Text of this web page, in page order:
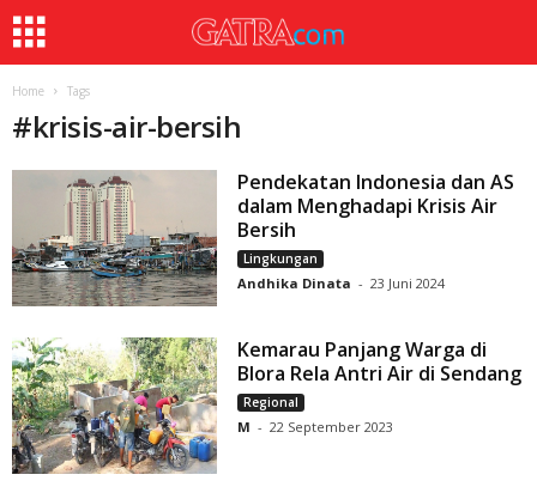
Home Tags
#krisis-air-bersih
Pendekatan Indonesia dan AS
dalam Menghadapi Krisis Air
Bersih
Lingkungan
Andhika Dinata - 23 Juni 2024
Kemarau Panjang Warga di
Blora Rela Antri Air di Sendang
Regional
M - 22 September 2023